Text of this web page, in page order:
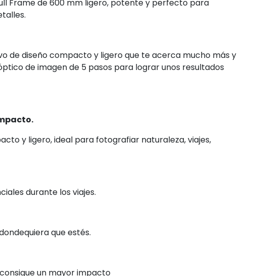
Frame de 600 mm ligero, potente y perfecto para
de diseño compacto y ligero que te acerca mucho más y
de imagen de 5 pasos para lograr unos resultados
y ligero, ideal para fotografiar naturaleza, viajes,
durante los viajes.
que estés.
un mayor impacto